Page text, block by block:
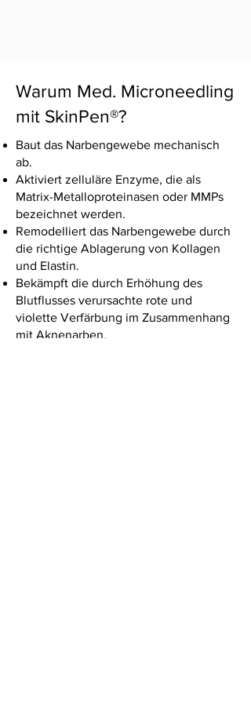
Warum Med. Microneedling
mit SkinPen®?
Baut das Narbengewebe mechanisch
ab.
Aktiviert zelluläre Enzyme, die als
Matrix-Metalloproteinasen oder MMPs
bezeichnet werden.
Remodelliert das Narbengewebe durch
die richtige Ablagerung von Kollagen
und Elastin.
Bekämpft die durch Erhöhung des
Blutflusses verursachte rote und
violette Verfärbung im Zusammenhang
mit Aknenarben.